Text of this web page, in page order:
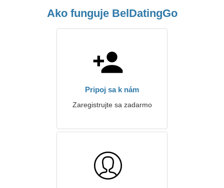
Ako funguje BelDatingGo
Pripoj sa k nám
Zaregistrujte sa zadarmo